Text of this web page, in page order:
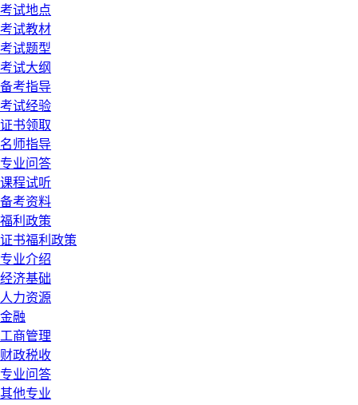
考试地点
考试教材
考试题型
考试大纲
备考指导
考试经验
证书领取
名师指导
专业问答
课程试听
备考资料
福利政策
证书福利政策
专业介绍
经济基础
人力资源
金融
工商管理
财政税收
专业问答
其他专业